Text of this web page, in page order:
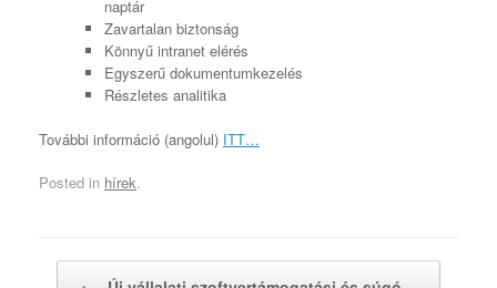
naptár
Zavartalan biztonság
Könnyű intranet elérés
Egyszerű dokumentumkezelés
Részletes analitika
További információ (angolul) ITT…
Posted in hírek.